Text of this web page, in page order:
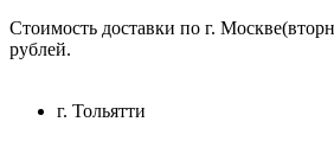
Стоимость доставки по г.
рублей.
г. Тольятти